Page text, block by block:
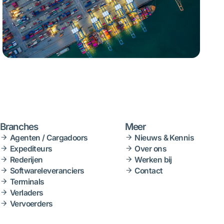
Branches
Agenten / Cargadoors
Expediteurs
Rederijen
Softwareleveranciers
Terminals
Verladers
Vervoerders
Meer
Nieuws & Kennis
Over ons
Werken bij
Contact